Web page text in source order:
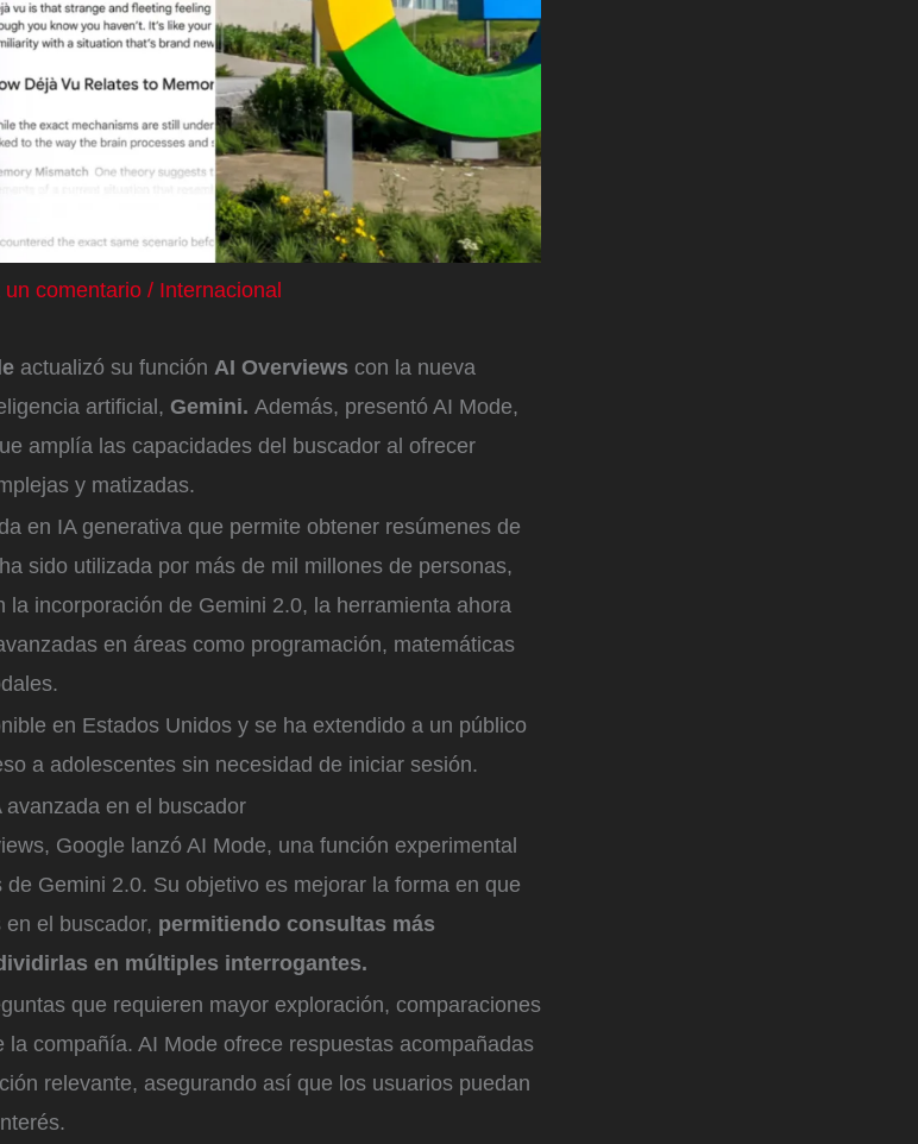
un comentario / Internacional
actualizó su función AI Overviews con la nueva
artificial, Gemini. Además, presentó AI Mode,
amplía las capacidades del buscador al ofrecer
y matizadas.
en IA generativa que permite obtener resúmenes de
sido utilizada por más de mil millones de personas,
la incorporación de Gemini 2.0, la herramienta ahora
en áreas como programación, matemáticas
en Estados Unidos y se ha extendido a un público
a adolescentes sin necesidad de iniciar sesión.
en el buscador
Google lanzó AI Mode, una función experimental
Gemini 2.0. Su objetivo es mejorar la forma en que
el buscador, permitiendo consultas más
en múltiples interrogantes.
que requieren mayor exploración, comparaciones
la compañía. AI Mode ofrece respuestas acompañadas
relevante, asegurando así que los usuarios puedan